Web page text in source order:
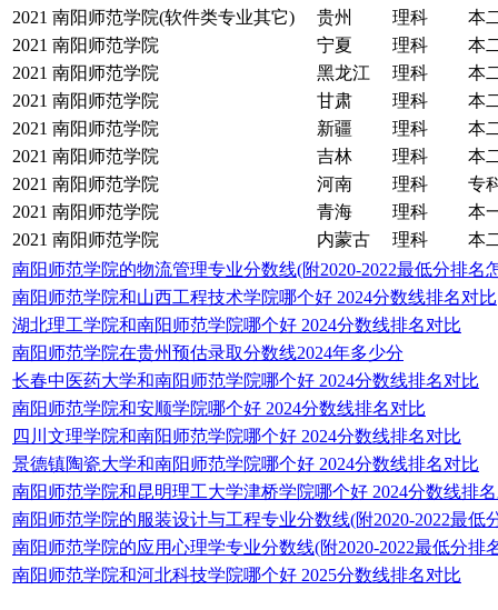
2021 南阳师范学院(软件类专业其它) 贵州 理科
本
2021 南阳师范学院 宁夏 理科
本
2021 南阳师范学院 黑龙江 理科
本
2021 南阳师范学院 甘肃 理科
本
2021 南阳师范学院 新疆 理科
本
2021 南阳师范学院 吉林 理科
本
2021 南阳师范学院 河南 理科
专
2021 南阳师范学院 青海 理科
本
2021 南阳师范学院 内蒙古 理科
本
南阳师范学院的物流管理专业分数线(附2020-2022最低分排名
南阳师范学院和山西工程技术学院哪个好 2024分数线排名对比
湖北理工学院和南阳师范学院哪个好 2024分数线排名对比
南阳师范学院在贵州预估录取分数线2024年多少分
长春中医药大学和南阳师范学院哪个好 2024分数线排名对比
南阳师范学院和安顺学院哪个好 2024分数线排名对比
四川文理学院和南阳师范学院哪个好 2024分数线排名对比
景德镇陶瓷大学和南阳师范学院哪个好 2024分数线排名对比
南阳师范学院和昆明理工大学津桥学院哪个好 2024分数线排
南阳师范学院的服装设计与工程专业分数线(附2020-2022最低
南阳师范学院的应用心理学专业分数线(附2020-2022最低分排
南阳师范学院和河北科技学院哪个好 2025分数线排名对比